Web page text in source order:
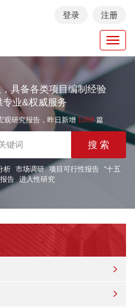
登录 注册
具备各类项目编制经验
专业&权威服务
观研究报告，昨日新增 1088篇
析 市场调研 项目可行性报告
“十五
告 进入性研究